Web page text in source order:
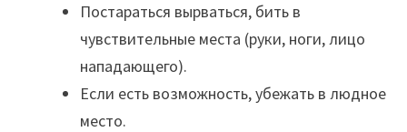
Постараться вырваться, бить в
чувствительные места (руки, ноги, лицо
нападающего).
Если есть возможность, убежать в людное
место.